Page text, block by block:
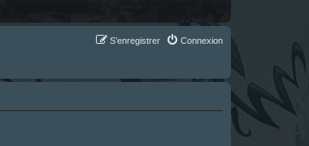
Connexion
S’enregistrer